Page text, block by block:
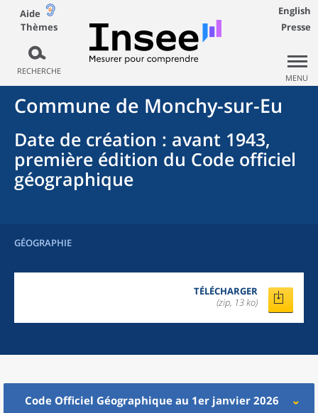
Aide
Thèmes
RECHERCHE
English
Presse
MENU
Commune de Monchy-sur-Eu
Date de création : avant 1943,
première édition du Code officiel
géographique
GÉOGRAPHIE
TÉLÉCHARGER
(zip, 13 ko)
Code Officiel Géographique au 1er janvier 2026